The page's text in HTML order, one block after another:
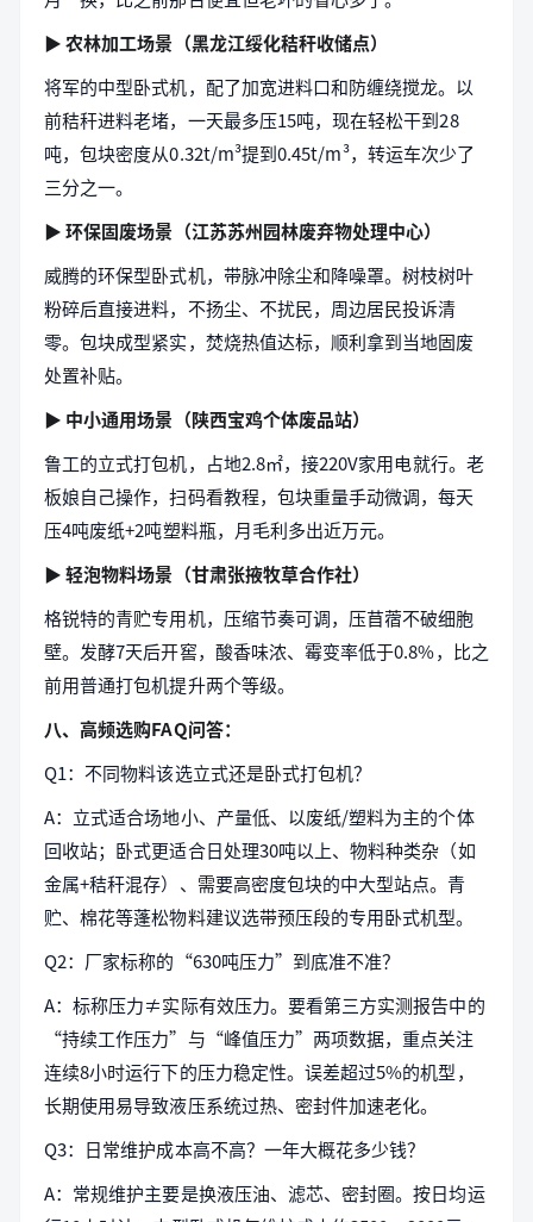
▶ 农林加工场景（黑龙江绥化秸秆收储点）
将军的中型卧式机，配了加宽进料口和防缠绕搅龙。以
前秸秆进料老堵，一天最多压15吨，现在轻松干到28
吨，包块密度从0.32t/m³提到0.45t/m³，转运车次少了
三分之一。
▶ 环保固废场景（江苏苏州园林废弃物处理中心）
威腾的环保型卧式机，带脉冲除尘和降噪罩。树枝树叶
粉碎后直接进料，不扬尘、不扰民，周边居民投诉清
零。包块成型紧实，焚烧热值达标，顺利拿到当地固废
处置补贴。
▶ 中小通用场景（陕西宝鸡个体废品站）
鲁工的立式打包机，占地2.8㎡，接220V家用电就行。老
板娘自己操作，扫码看教程，包块重量手动微调，每天
压4吨废纸+2吨塑料瓶，月毛利多出近万元。
▶ 轻泡物料场景（甘肃张掖牧草合作社）
格锐特的青贮专用机，压缩节奏可调，压苜蓿不破细胞
壁。发酵7天后开窖，酸香味浓、霉变率低于0.8%，比之
前用普通打包机提升两个等级。
八、高频选购FAQ问答：
Q1：不同物料该选立式还是卧式打包机？
A：立式适合场地小、产量低、以废纸/塑料为主的个体
回收站；卧式更适合日处理30吨以上、物料种类杂（如
金属+秸秆混存）、需要高密度包块的中大型站点。青
贮、棉花等蓬松物料建议选带预压段的专用卧式机型。
Q2：厂家标称的“630吨压力”到底准不准？
A：标称压力≠实际有效压力。要看第三方实测报告中的
“持续工作压力”与“峰值压力”两项数据，重点关注
连续8小时运行下的压力稳定性。误差超过5%的机型，
长期使用易导致液压系统过热、密封件加速老化。
Q3：日常维护成本高不高？一年大概花多少钱？
A：常规维护主要是换液压油、滤芯、密封圈。按日均运